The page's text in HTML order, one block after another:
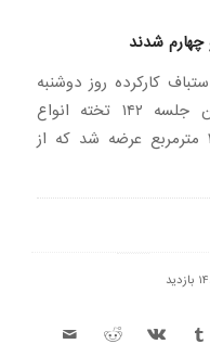
چهارم شدند
کارکرده روز دوشنبه
یکم اسفند ۱۴۰۱ برگزار شد. در این جلسه ۱۴۲ تخته انواع
دستبافته‌های سنتی به مساحت ۳۲۹ مترمربع عرضه شد که از